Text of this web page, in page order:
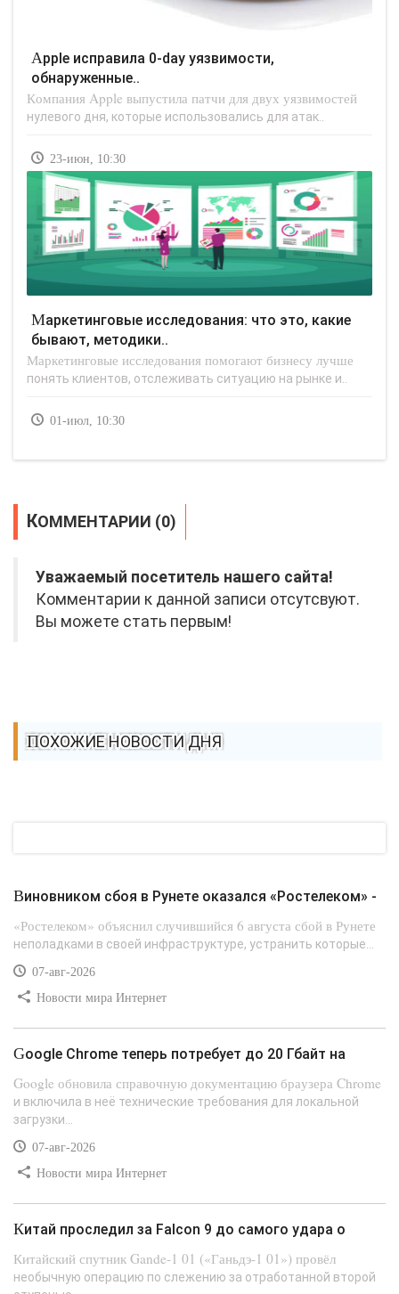
Apple исправила 0-day уязвимости,
обнаруженные..
Компания Apple выпустила патчи для двух уязвимостей
нулевого дня, которые использовались для атак..
23-июн, 10:30
Маркетинговые исследования: что это, какие
бывают, методики..
Маркетинговые исследования помогают бизнесу лучше
понять клиентов, отслеживать ситуацию на рынке и..
01-июл, 10:30
КОММЕНТАРИИ (0)
Уважаемый посетитель нашего сайта!
Комментарии к данной записи отсутсвуют.
Вы можете стать первым!
ПОХОЖИЕ НОВОСТИ ДНЯ
Виновником сбоя в Рунете оказался «Ростелеком» -
«Ростелеком» объяснил случившийся 6 августа сбой в Рунете
неполадками в своей инфраструктуре, устранить которые...
07-авг-2026
Новости мира Интернет
Google Chrome теперь потребует до 20 Гбайт на
Google обновила справочную документацию браузера Chrome
и включила в неё технические требования для локальной
загрузки...
07-авг-2026
Новости мира Интернет
Китай проследил за Falcon 9 до самого удара о
Китайский спутник Gande-1 01 («Ганьдэ-1 01») провёл
необычную операцию по слежению за отработанной второй